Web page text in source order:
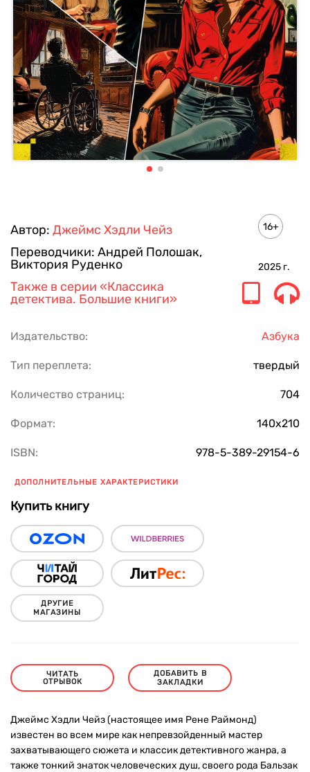
Автор: Джеймс Хэдли Чейз
Переводчики: Андрей Полошак,
Виктория Руденко
16+
2025 г.
Также в серии «Классика
детектива. Большие книги»
Издательство: Азбука
Тип переплета: твердый
Количество страниц: 704
Формат: 140х210
ISBN: 978-5-389-29154-6
ДОПОЛНИТЕЛЬНЫЕ ХАРАКТЕРИСТИКИ
Купить книгу
ДРУГИЕ
МАГАЗИНЫ
ЧИТАТЬ
ОТРЫВОК
ДОБАВИТЬ В
ЗАКЛАДКИ
Джеймс Хэдли Чейз (настоящее имя Рене Раймонд)
известен во всем мире как непревзойденный мастер
захватывающего сюжета и классик детективного жанра, а
также тонкий знаток человеческих душ, своего рода Бальзак